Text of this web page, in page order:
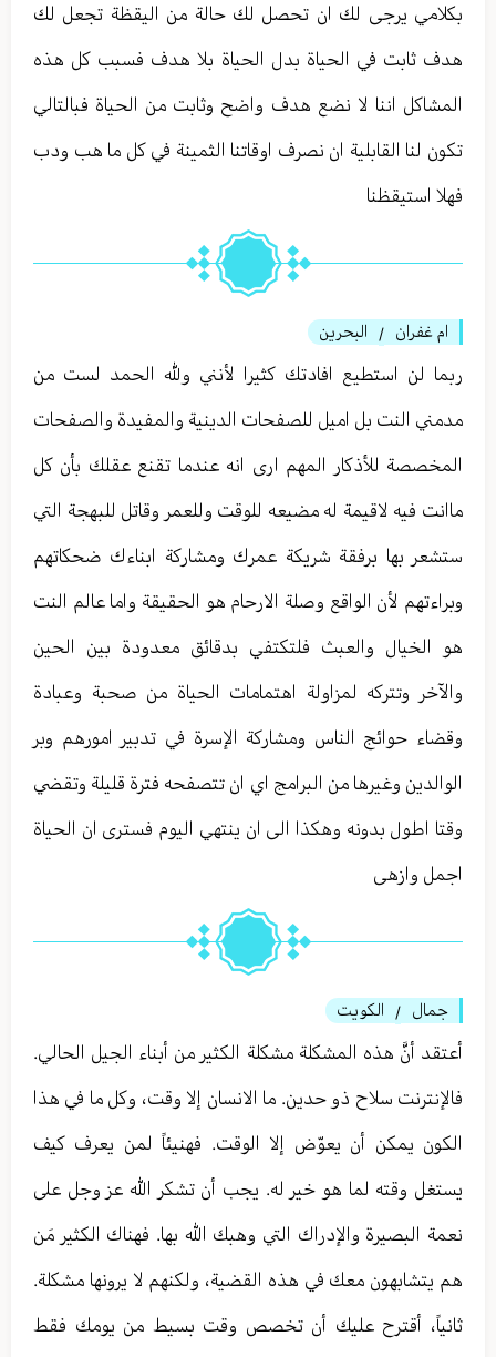
بكلامي يرجى لك ان تحصل لك حالة من اليقظة تجعل لك
هدف ثابت في الحياة بدل الحياة بلا هدف فسبب كل هذه
المشاكل اننا لا نضع هدف واضح وثابت من الحياة فبالتالي
تكون لنا القابلية ان نصرف اوقاتنا الثمينة في كل ما هب ودب
فهلا استيقظنا
ام غفران / البحرين
ربما لن استطيع افادتك كثيرا لأنني ولله الحمد لست من
مدمني النت بل اميل للصفحات الدينية والمفيدة والصفحات
المخصصة للأذكار المهم ارى انه عندما تقنع عقلك بأن كل
ماانت فيه لاقيمة له مضيعه للوقت وللعمر وقاتل للبهجة التي
ستشعر بها برفقة شريكة عمرك ومشاركة ابناءك ضحكاتهم
وبراءتهم لأن الواقع وصلة الارحام هو الحقيقة واما عالم النت
هو الخيال والعبث فلتكتفي بدقائق معدودة بين الحين
والآخر وتتركه لمزاولة اهتمامات الحياة من صحبة وعبادة
وقضاء حوائج الناس ومشاركة الإسرة في تدبير امورهم وبر
الوالدين وغيرها من البرامج اي ان تتصفحه فترة قليلة وتقضي
وقتا اطول بدونه وهكذا الى ان ينتهي اليوم فسترى ان الحياة
اجمل وازهى
جمال / الكويت
أعتقد أنَّ هذه المشكلة مشكلة الكثير من أبناء الجيل الحالي.
فالإنترنت سلاح ذو حدين. ما الانسان إلا وقت، وكل ما في هذا
الكون يمكن أن يعوّض إلا الوقت. فهنيئاً لمن يعرف كيف
يستغل وقته لما هو خير له. يجب أن تشكر الله عز وجل على
نعمة البصيرة والإدراك التي وهبك الله بها. فهناك الكثير مَن
هم يتشابهون معك في هذه القضية، ولكنهم لا يرونها مشكلة.
ثانياً، أقترح عليك أن تخصص وقت بسيط من يومك فقط